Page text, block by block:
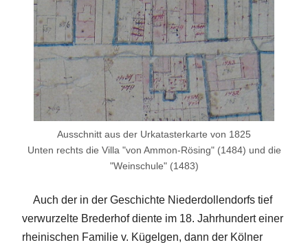
Ausschnitt aus der Urkatasterkarte von 1825
Unten rechts die Villa "von Ammon-Rösing" (1484) und die
"Weinschule" (1483)
Auch der in der Geschichte Niederdollendorfs tief
verwurzelte Brederhof diente im 18. Jahrhundert einer
rheinischen Familie v. Kügelgen, dann der Kölner